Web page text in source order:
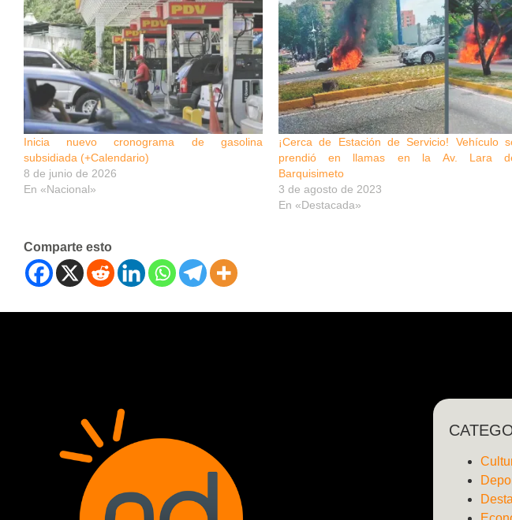
Inicia nuevo cronograma de gasolina
subsidiada (+Calendario)
8 de junio de 2026
En «Nacional»
¡Cerca de Estación de Servicio! Vehículo
prendió en llamas en la Av. Lara
Barquisimeto
3 de agosto de 2023
En «Destacada»
Comparte esto